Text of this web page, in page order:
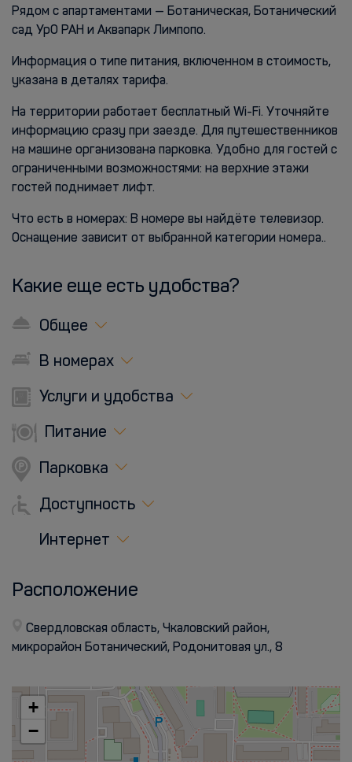
Рядом с апартаментами — Ботаническая, Ботанический
сад УрО РАН и Аквапарк Лимпопо.
Информация о типе питания, включенном в стоимость,
указана в деталях тарифа.
На территории работает бесплатный Wi-Fi. Уточняйте
информацию сразу при заезде. Для путешественников
на машине организована парковка. Удобно для гостей с
ограниченными возможностями: на верхние этажи
гостей поднимает лифт.
Что есть в номерах: В номере вы найдёте телевизор.
Оснащение зависит от выбранной категории номера..
Какие еще есть удобства?
Общее
В номерах
Услуги и удобства
Питание
Парковка
Доступность
Интернет
Расположение
Свердловская область, Чкаловский район,
микрорайон Ботанический, Родонитовая ул., 8
+
−